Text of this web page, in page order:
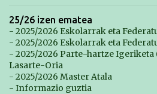
25/26 izen ematea
- 2025/2026 Eskolarrak eta
- 2025/2026 Eskolarrak eta
- 2025/2026 Parte-hartze Igeriketa
Lasarte-Oria
- 2025/2026 Master Atala
- Informazio guztia